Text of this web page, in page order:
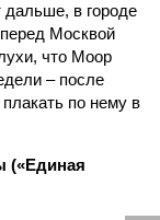
дальше, в городе
Москвой
что Моор
– после
по нему в
(«Единая